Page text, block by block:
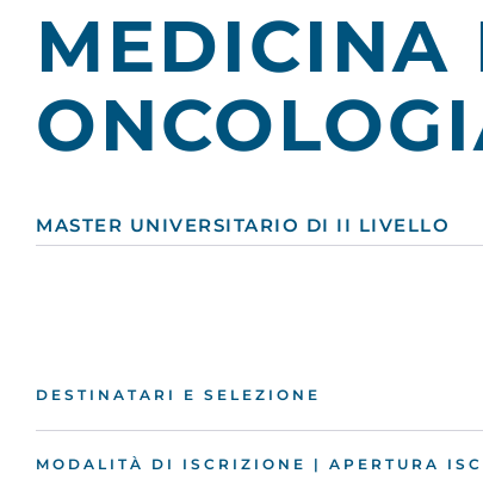
MEDICINA
MASTER UNIVERSITARIO DI II LIVELLO
DESTINATARI E SELEZIONE
MODALITÀ DI ISCRIZIONE | APERTURA